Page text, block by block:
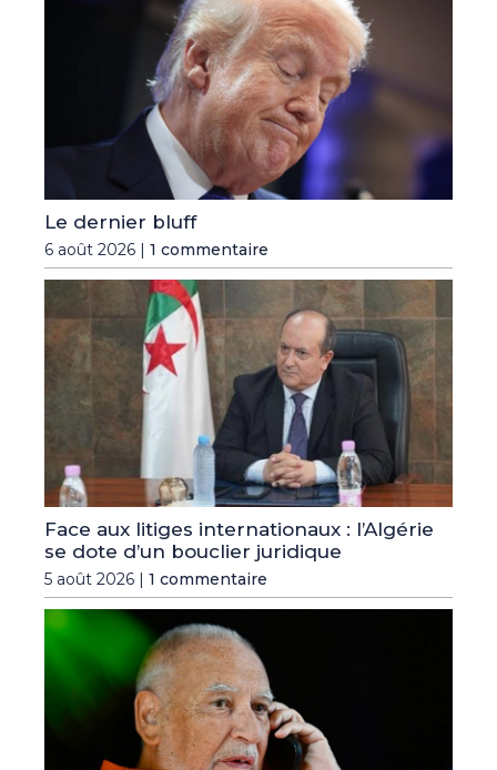
Le dernier bluff
6 août 2026 | 1 commentaire
Face aux litiges internationaux : l’Algérie
se dote d’un bouclier juridique
5 août 2026 | 1 commentaire